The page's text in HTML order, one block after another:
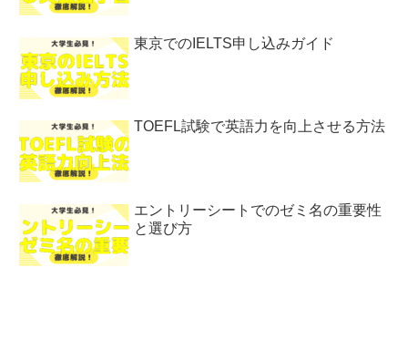
東京でのIELTS申し込みガイド
TOEFL試験で英語力を向上させる方法
エントリーシートでのゼミ名の重要性
と選び方